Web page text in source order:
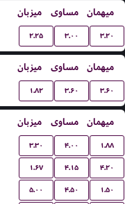
میزبان مساوی میهمان
۲.۲۵ ۳.۰۰ ۳.۲۰
میزبان مساوی میهمان
۱.۸۲ ۳.۶۰ ۳.۶۰
میزبان مساوی میهمان
۳.۳۰ ۴.۰۰ ۱.۸۸
۱.۶۷ ۴.۱۵ ۴.۲۰
۵.۰۰ ۴.۵۰ ۱.۵۰